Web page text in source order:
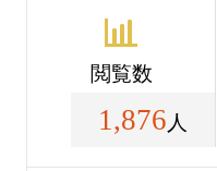
閲覧数
1,876 人